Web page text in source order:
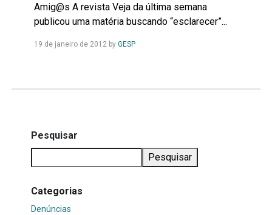
Amig@s A revista Veja da última semana
publicou uma matéria buscando “esclarecer”...
19 de janeiro de 2012 by GESPLeia
Pesquisar
Pesquisar
Categorias
Denúncias